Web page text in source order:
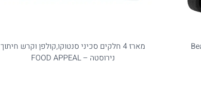
מארז 4 חלקים סכיני סנטוקו,קולפן וקרש חיתוך
נירוסטה – FOOD APPEAL